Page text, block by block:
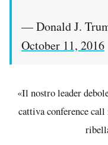
— Donald J.
October 11, 2016
«Il nostro leader
cattiva conference